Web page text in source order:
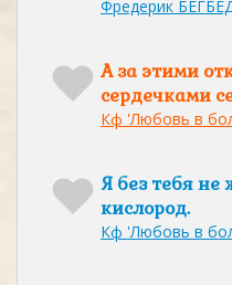
Фредерик
А за этими
сердечками
Кф 'Любовь в
Я без тебя не
кислород.
Кф 'Любовь в